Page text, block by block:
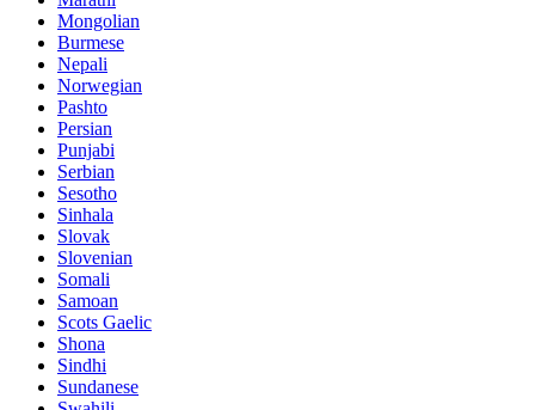
Mongolian
Burmese
Nepali
Norwegian
Pashto
Persian
Punjabi
Serbian
Sesotho
Sinhala
Slovak
Slovenian
Somali
Samoan
Scots Gaelic
Shona
Sindhi
Sundanese